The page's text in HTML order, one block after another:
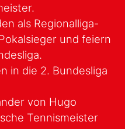
als Regionalliga-
und feiern
in die 2. Bundesliga
von Hugo
Tennismeister